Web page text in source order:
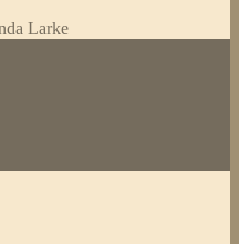
Larke